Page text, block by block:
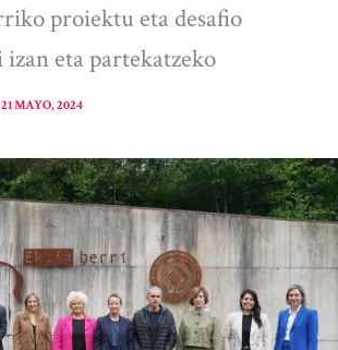
proiektu eta desafio
eta partekatzeko
21 MAYO, 2024